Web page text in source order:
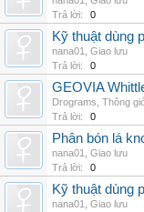
Trả lời:
0
Kỹ thuật dùng
nana01
Giao lưu
Trả lời:
0
GEOVIA
Drograms Thông
Trả lời:
0
Phân bón lá
nana01
Giao lưu
Trả lời:
0
Kỹ thuật dùng
nana01
Giao lưu